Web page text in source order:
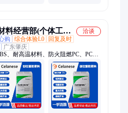
料经营部(个体工商
洽谈
购 综合体验L0
回复及时
广东肇庆
、耐高温材料、防火阻燃PC、PC防
、PBT、PP、PC/ABS、TPU、
防火、PA66 加纤